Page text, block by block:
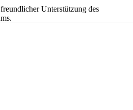
Unterstützung des